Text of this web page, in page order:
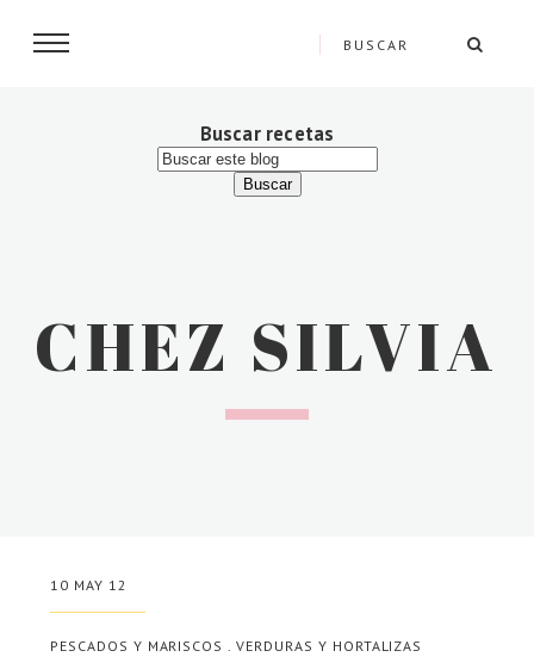
Buscar recetas
CHEZ SILVIA
10 MAY 12
PESCADOS Y MARISCOS .VERDURAS Y HORTALIZAS